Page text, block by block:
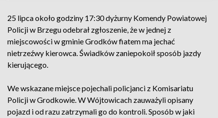
25 lipca około godziny 17:30 dyżurny Komendy Powiatowej
Policji w Brzegu odebrał zgłoszenie, że w jednej z
miejscowości w gminie Grodków fiatem ma jechać
nietrzeźwy kierowca. Świadków zaniepokoił sposób jazdy
kierującego.
We wskazane miejsce pojechali policjanci z Komisariatu
Policji w Grodkowie. W Wójtowicach zauważyli opisany
pojazd i od razu zatrzymali go do kontroli. Sposób w jaki